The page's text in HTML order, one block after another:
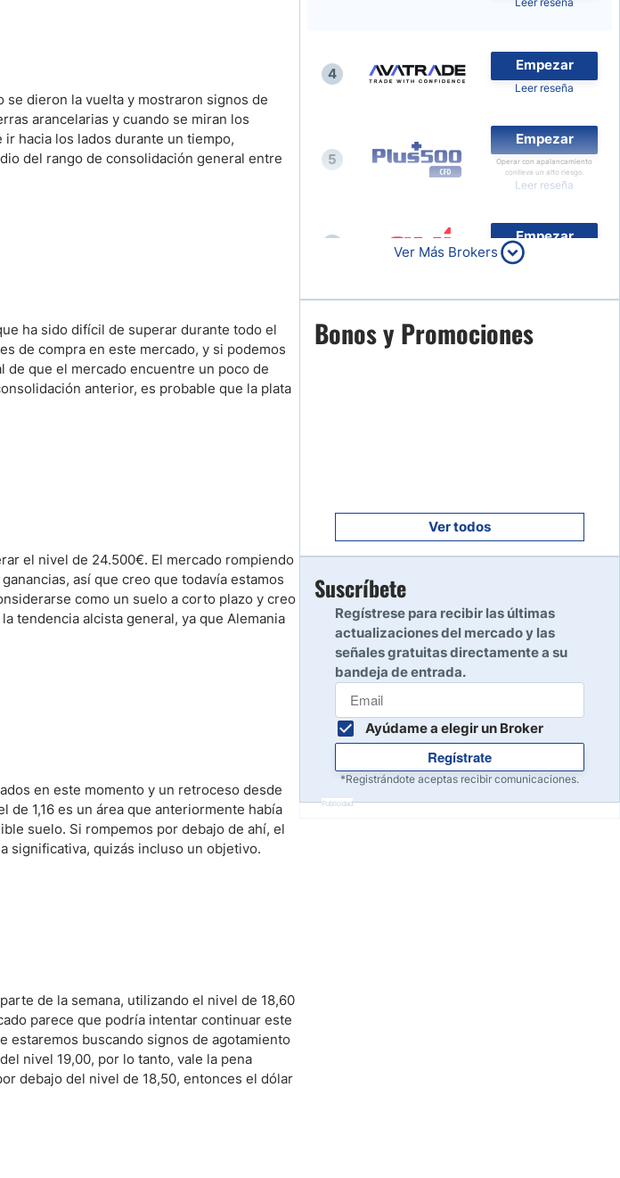
dieron la vuelta y mostraron signos de
arancelarias y cuando se miran los
hacia los lados durante un tiempo,
del rango de consolidación general entre
ha sido difícil de superar durante todo el
de compra en este mercado, y si podemos
que el mercado encuentre un poco de
anterior, es probable que la plata
el nivel de 24.500€. El mercado rompiendo
así que creo que todavía estamos
como un suelo a corto plazo y creo
tendencia alcista general, ya que Alemania
en este momento y un retroceso desde
de 1,16 es un área que anteriormente había
suelo. Si rompemos por debajo de ahí, el
significativa, quizás incluso un objetivo.
de la semana, utilizando el nivel de 18,60
parece que podría intentar continuar este
estaremos buscando signos de agotamiento
nivel 19,00, por lo tanto, vale la pena
debajo del nivel de 18,50, entonces el dólar
4
Empezar
Leer reseña
5
Empezar
Operar con apalancamiento
conlleva un alto riesgo.
Leer reseña
Empezar
Leer reseña
7
Leer reseña
Leer reseña
10
Ver Más Brokers
Bonos y Promociones
Ver todos
Suscríbete
Regístrese para recibir las últimas
actualizaciones del mercado y las
señales gratuitas directamente a su
bandeja de entrada.
Ayúdame a elegir un Broker
Regístrate
*Registrándote aceptas recibir comunicaciones.
Publicidad